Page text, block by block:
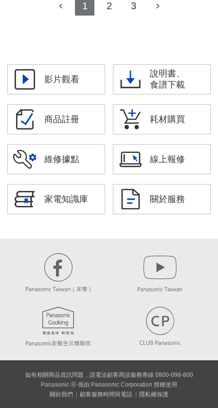
1 2 3
影片觀看
說明書、
食譜下載
商品註冊 耗材購買
維修據點 線上報修
家電知識庫 關於服務
如有相關商品資訊問題，請電洽顧客商談服務專線 0800-098-800
Panasonic Ⓡ 係由 Panasonic Corporation 授權使用
關於我們
顧客服務時間與電話 隱私權保護